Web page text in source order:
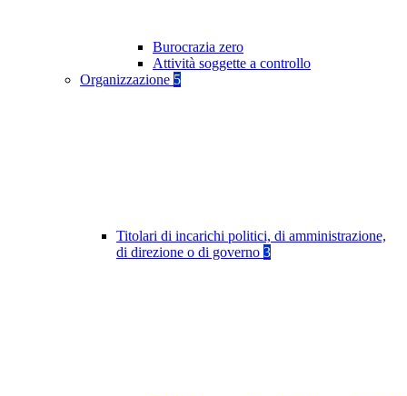
Burocrazia zero
Attività soggette a controllo
Organizzazione 5
Titolari di incarichi politici, di amministrazione,
di direzione o di governo 3